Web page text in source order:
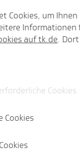
Media-
Hinweise zum
Cookies, um
Informationen
auf tk.de.
Cookies
Cookies